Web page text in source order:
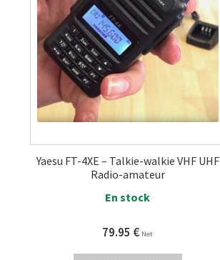
Yaesu FT-4XE – Talkie-walkie VHF UHF
Radio-amateur
En stock
79.95 € Net